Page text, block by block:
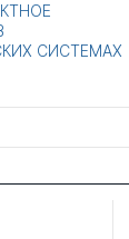
СИСТЕМАХ